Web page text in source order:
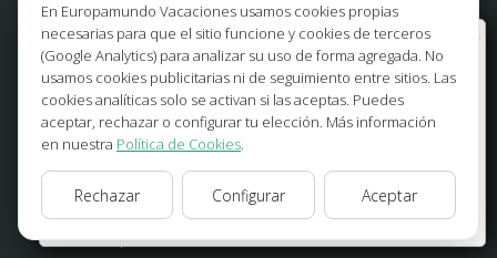
SÍGUENOS
Facebook
X/Twitter
Blog
Opiniones
Instagram
Youtube
Pinterest
Bienvenido a Europamundo Vacaciones, está usted
en el sitio internacional de:
Wellcome to Europamundo Vacations, your in the
international site of:
España
cambiar/change
En Europamundo Vacaciones usamos cookies propias
necesarias para que el sitio funcione y cookies de terceros
(Google Analytics) para analizar su uso de forma agregada. No
usamos cookies publicitarias ni de seguimiento entre sitios. Las
cookies analíticas solo se activan si las aceptas. Puedes
aceptar, rechazar o configurar tu elección. Más información
en nuestra Política de Cookies.
Rechazar Configurar Aceptar